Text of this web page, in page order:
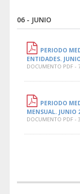
06 - JUNIO
PERIODO
ENTIDADES.
DOCUMENTO PDF -
PERIODO
MENSUAL. JUNIO
DOCUMENTO PDF -